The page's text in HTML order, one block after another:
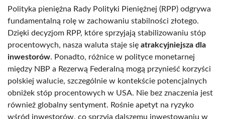
Polityka pieniężna Rady Polityki Pieniężnej (RPP) odgrywa
fundamentalną rolę w zachowaniu stabilności złotego.
Dzięki decyzjom RPP, które sprzyjają stabilizowaniu stóp
procentowych, nasza waluta staje się atrakcyjniejsza dla
inwestorów. Ponadto, różnice w polityce monetarnej
między NBP a Rezerwą Federalną mogą przynieść korzyści
polskiej walucie, szczególnie w kontekście potencjalnych
obniżek stóp procentowych w USA. Nie bez znaczenia jest
również globalny sentyment. Rośnie apetyt na ryzyko
wśród inwestorów, co sprzyja dalszemu inwestowaniu w